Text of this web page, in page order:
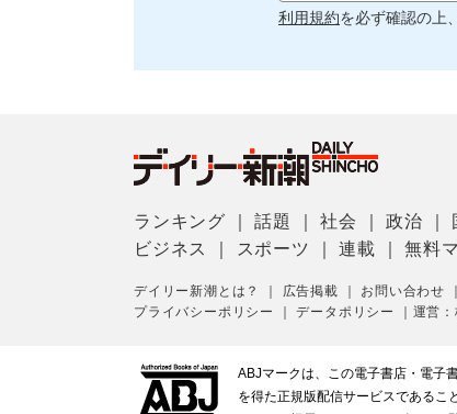
利用規約を必ず確認の上
ランキング ｜話題 ｜社会 ｜政治
ビジネス
スポーツ ｜連載 ｜無料
デイリー新潮とは？ 広告掲載 お問い合わせ
プライバシーポリシー
｜データポリシー 運営
ABJマークは、この電子書店・電子
を得た正規版配信サービスである